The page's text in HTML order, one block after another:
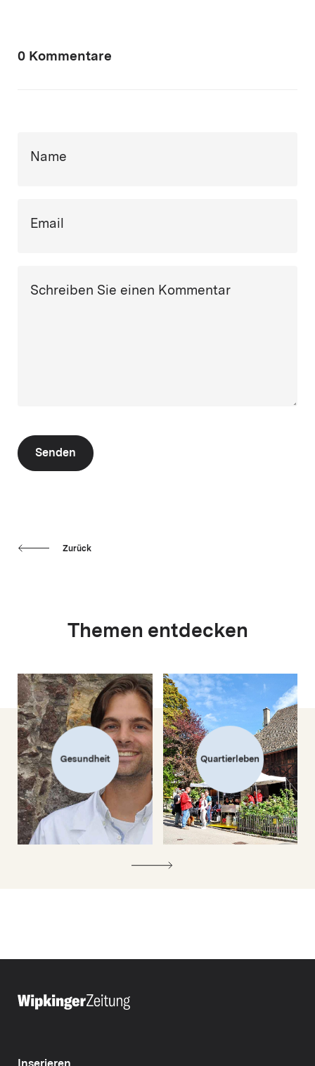
0 Kommentare
Name
Email
Schreiben Sie einen Kommentar
Senden
Zurück
Themen entdecken
Gesundheit Quartierleben